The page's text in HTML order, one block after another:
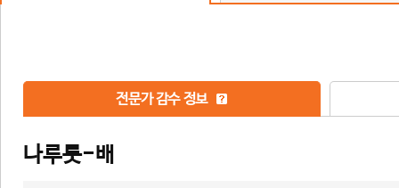
전문가 감수 정보
나루룻-배